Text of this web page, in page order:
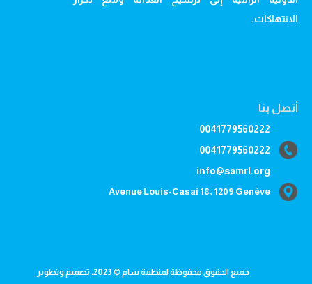
الانتهاكات.
أتصل بنا
0041779560222
0041779560222
info@samrl.org
Avenue Louis-Casaï 18, 1209 Genève
جميع الحقوق محفوظة لمنظمة سام © 2023، تصميم وتطوير